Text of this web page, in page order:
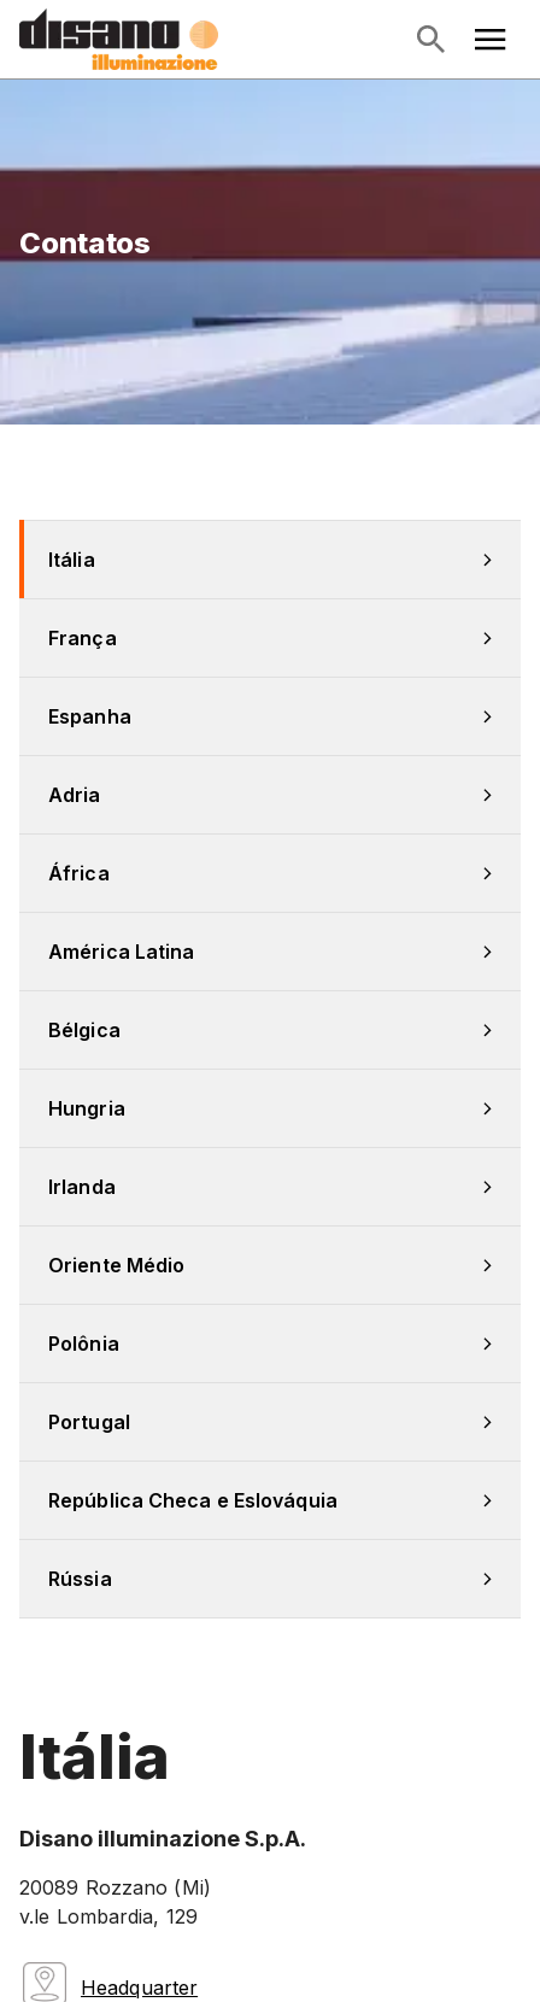
Contatos
Itália
França
Espanha
Adria
África
América Latina
Bélgica
Hungria
Irlanda
Oriente Médio
Polônia
Portugal
República Checa e Eslováquia
Rússia
Itália
Disano illuminazione S.p.A.
20089 Rozzano (Mi)
v.le Lombardia, 129
Headquarter